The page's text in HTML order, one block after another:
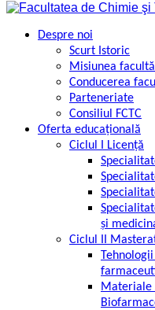
Despre noi
Scurt Istoric
Misiunea
Conducerea
Parteneriate
Consiliul FCTC
Oferta educațională
Ciclul I Licență
şi
Ciclul II
Materiale